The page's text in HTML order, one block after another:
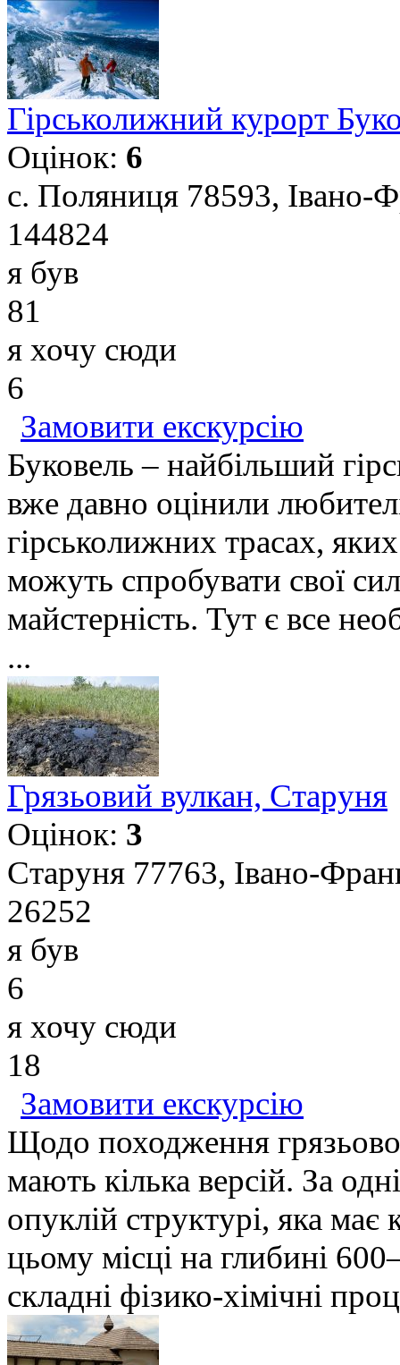
Гірськолижний курорт
Оцінок: 6
с. Поляниця 78593, Івано-
144824
я був
81
я хочу сюди
6
Замовити екскурсію
Буковель – найбільший
вже давно оцінили
гірськолижних трасах,
можуть спробувати свої
майстерність. Тут є все
...
Грязьовий вулкан, Старуня
Оцінок: 3
Старуня 77763, Івано-
26252
я був
6
я хочу сюди
18
Замовити екскурсію
Щодо походження
мають кілька версій. За
опуклій структурі, яка має
цьому місці на глибині
складні фізико-хімічні